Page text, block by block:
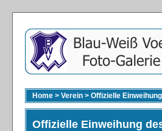
Home > Verein > Offizielle
Offizielle Einweihung